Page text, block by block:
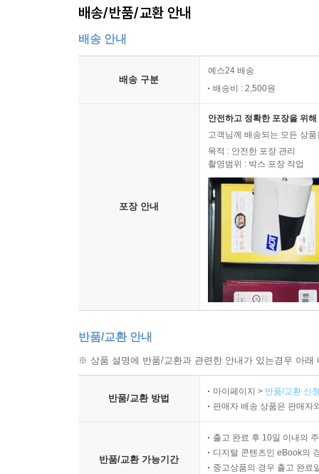
배송/반품/교환 안내
배송 안내
배송 구분
예스24 배송
배송비 : 2,500원
포장 안내
안전하고 정확한 포장을 위
고객님께 배송되는 모든 상
목적 : 안전한 포장 관리
촬영범위 : 박스 포장 작업
반품/교환 안내
※ 상품 설명에 반품/교환과 관련한 안내가 있는경우 아
반품/교환 방법
마이페이지 > 반품/교환 신
판매자 배송 상품은 판매자
반품/교환 가능기간
출고 완료 후 10일 이내의
디지털 콘텐츠인 eBook의
중고상품의 경우 출고 완료